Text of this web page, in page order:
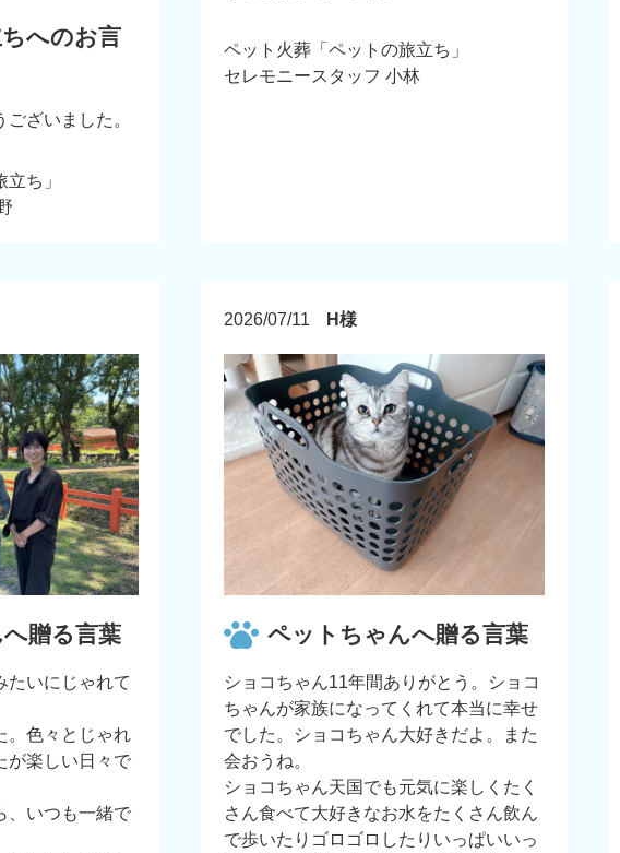
へのお言
ざいました。
ち」
ペット火葬「ペットの旅立ち」
セレモニースタッフ 小林
贈る言葉
たいにじゃれて
。色々とじゃれ
が楽しい日々で
、いつも一緒で
2026/07/11 H様
ペットちゃんへ贈る言葉
ショコちゃん11年間ありがとう。ショコ
ちゃんが家族になってくれて本当に幸せ
でした。ショコちゃん大好きだよ。また
会おうね。
ショコちゃん天国でも元気に楽しくたく
さん食べて大好きなお水をたくさん飲ん
で歩いたりゴロゴロしたりいっぱいいっ